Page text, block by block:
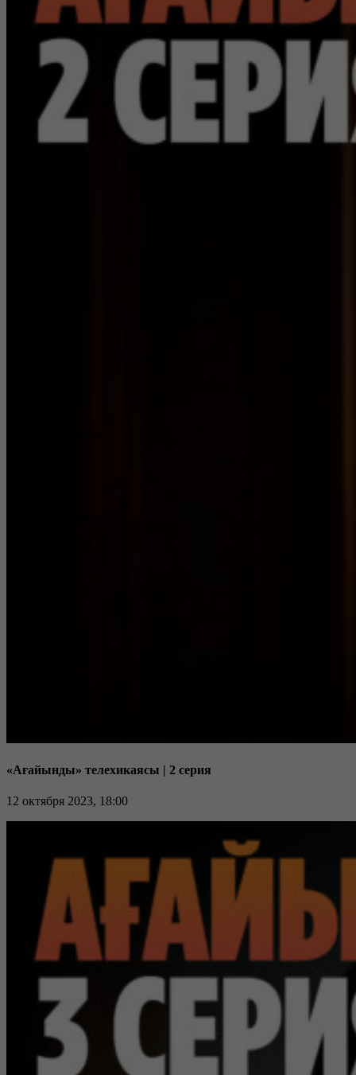
«Ағайынды» телехикаясы | 2 серия
12 октября 2023, 18:00